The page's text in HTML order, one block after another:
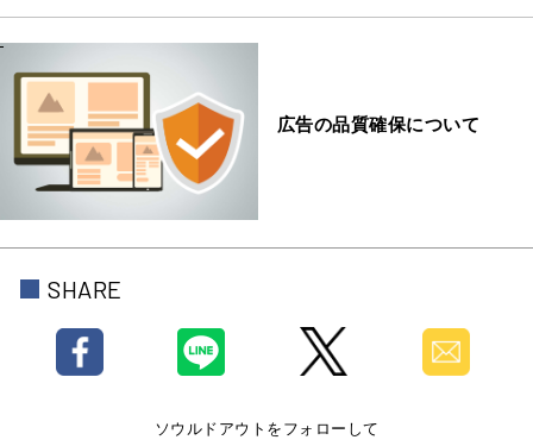
広告の品質確保について
SHARE
ソウルドアウトをフォローして